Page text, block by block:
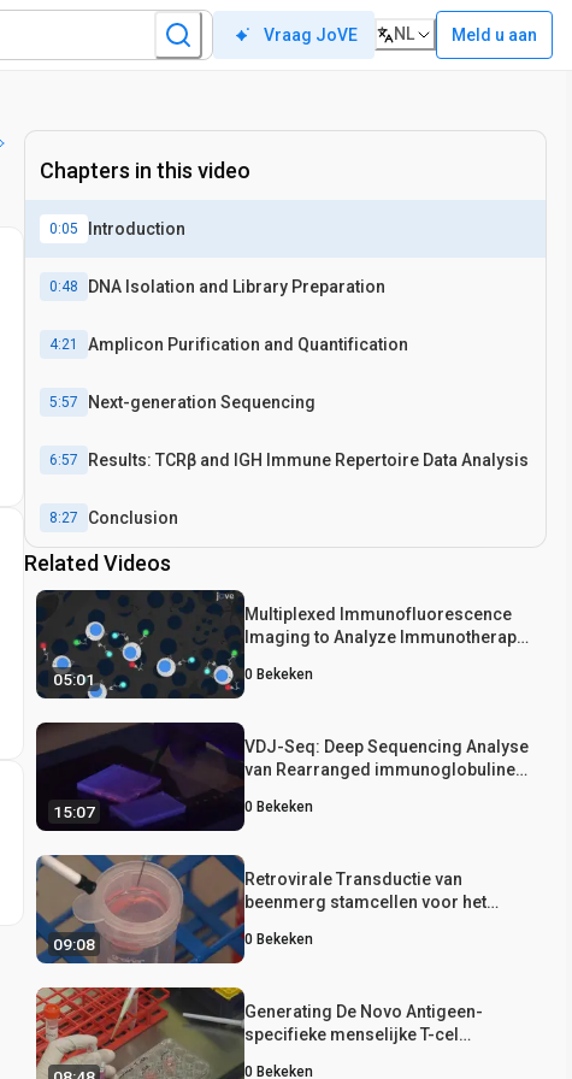
Vraag JoVE NL Meld u aan
Chapters in this video
0:05 Introduction
0:48 DNA Isolation and Library Preparation
4:21 Amplicon Purification and Quantification
5:57 Next-generation Sequencing
6:57 Results: TCRβ and IGH Immune Repertoire Data Analysis
8:27 Conclusion
Related Videos
05:01
Multiplexed Immunofluorescence
Imaging to Analyze Immunotherapy-
0 Bekeken
15:07
VDJ-Seq: Deep Sequencing Analyse
van Rearranged immunoglobuline
Patronen van B cel lymfoom Reveal
0 Bekeken
09:08
Retrovirale Transductie van
beenmerg stamcellen voor het
Retrogenic Muizen
0 Bekeken
Generating De Novo Antigeen-
specifieke menselijke T-cel
0 Bekeken